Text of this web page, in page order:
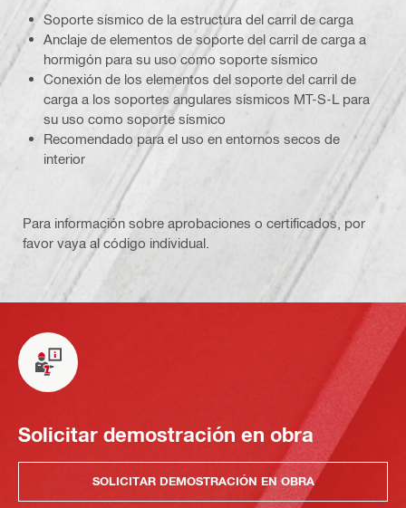
Soporte sísmico de la estructura del carril de carga
Anclaje de elementos de soporte del carril de carga a
hormigón para su uso como soporte sísmico
Conexión de los elementos del soporte del carril de
carga a los soportes angulares sísmicos MT-S-L para
su uso como soporte sísmico
Recomendado para el uso en entornos secos de
interior
Para información sobre aprobaciones o certificados, por
favor vaya al código individual.
Solicitar demostración en obra
SOLICITAR DEMOSTRACIÓN EN OBRA